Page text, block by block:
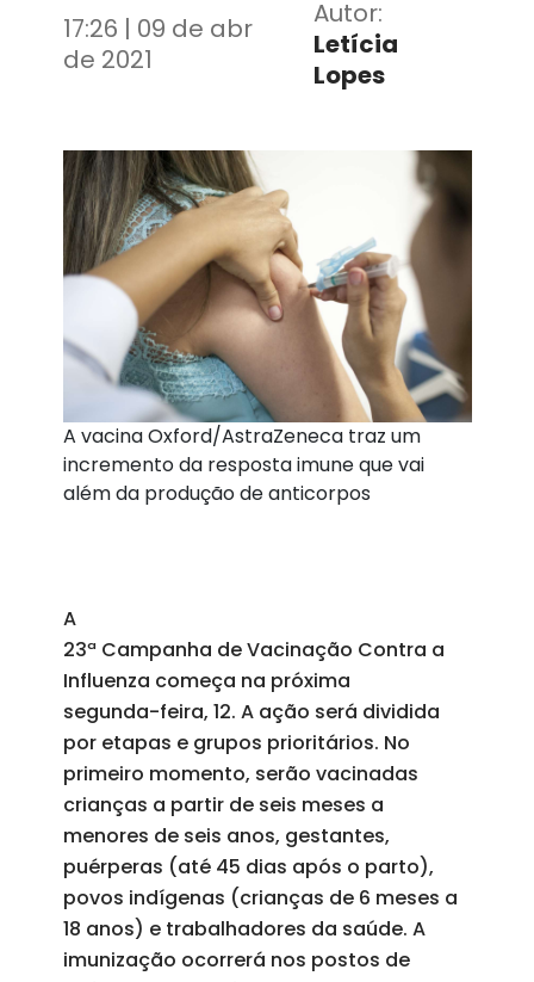
17:26 | 09 de abr
de 2021
Autor:
Letícia
Lopes
A vacina Oxford/AstraZeneca traz um
incremento da resposta imune que vai
além da produção de anticorpos
A
23ª Campanha de Vacinação Contra a
Influenza começa na próxima
segunda-feira, 12. A ação será dividida
por etapas e grupos prioritários. No
primeiro momento, serão vacinadas
crianças a partir de seis meses a
menores de seis anos, gestantes,
puérperas (até 45 dias após o parto),
povos indígenas (crianças de 6 meses a
18 anos) e trabalhadores da saúde. A
imunização ocorrerá nos postos de